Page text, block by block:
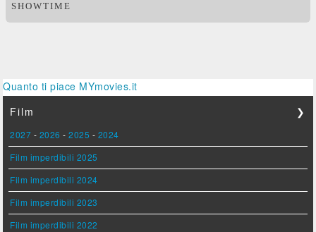
SHOWTIME
Quanto ti piace MYmovies.it
Film
❯
2027 - 2026 -2025 - 2024
Film imperdibili 2025
Film imperdibili 2024
Film imperdibili 2023
Film imperdibili 2022